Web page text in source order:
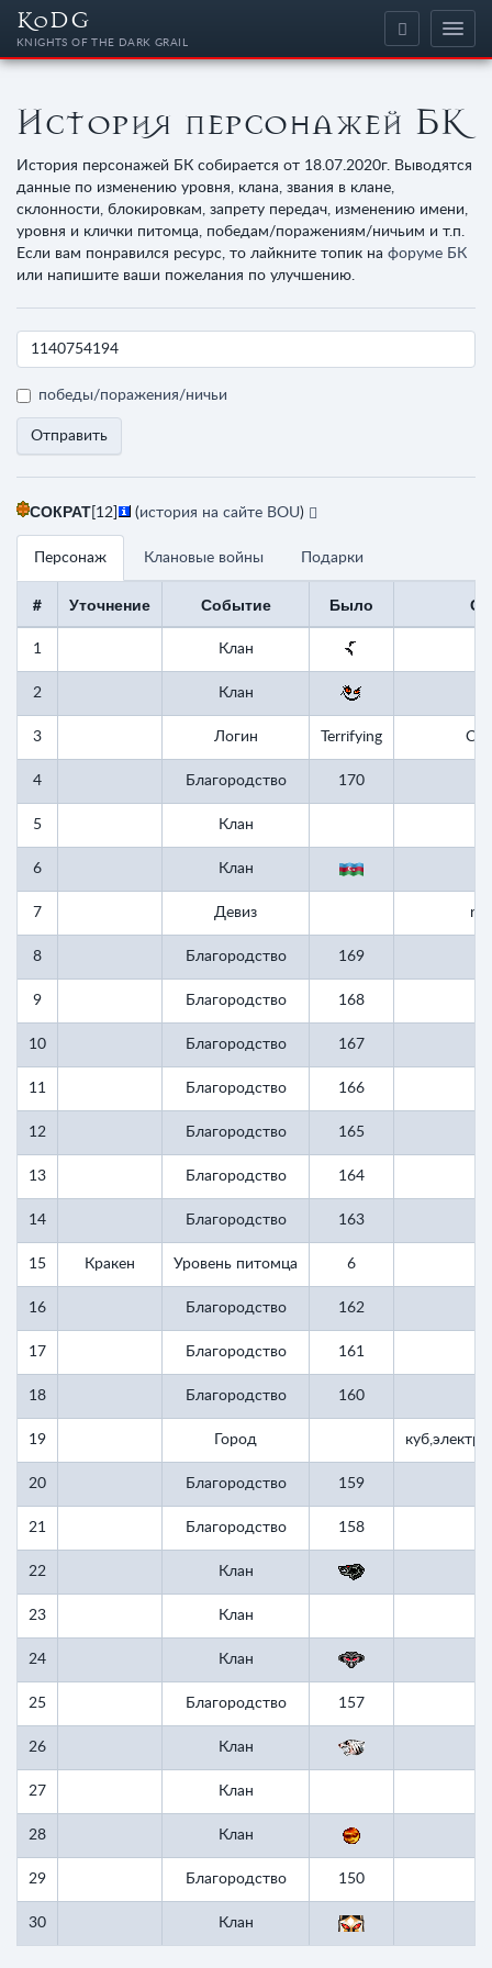
История персонажей БК
История персонажей БК собирается от 18.07.2020г. Выводятся
данные по изменению уровня, клана, звания в клане,
склонности, блокировкам, запрету передач, изменению имени,
уровня и клички питомца, победам/поражениям/ничьим и т.п.
Если вам понравился ресурс, то лайкните топик на форуме БК
или напишите ваши пожелания по улучшению.
победы/поражения/ничьи
Отправить
СОКРАТ [12] (история на сайте BOU)
Персонаж Клановые войны Подарки
# Уточнение Событие Было
1 Клан
2 Клан
3 Логин Terrifying
4 Благородство 170
5 Клан
6 Клан
7 Девиз
8 Благородство 169
9 Благородство 168
10 Благородство 167
11 Благородство 166
12 Благородство 165
13 Благородство 164
14 Благородство 163
15 Кракен Уровень питомца 6
16 Благородство 162
17 Благородство 161
18 Благородство 160
19 Город
20 Благородство 159
21 Благородство 158
22 Клан
23 Клан
24 Клан
25 Благородство 157
26 Клан
27 Клан
28 Клан
29 Благородство 150
30 Клан
KoDG
KNIGHTS OF THE DARK GRAIL